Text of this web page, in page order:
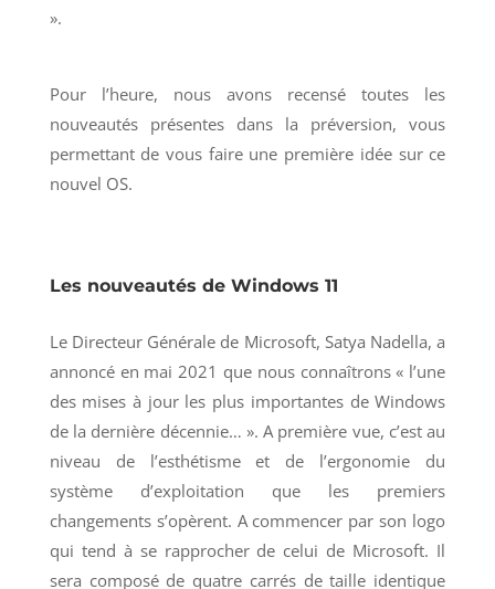
».
Pour l’heure, nous avons recensé toutes les
nouveautés présentes dans la préversion, vous
permettant de vous faire une première idée sur ce
nouvel OS.
Les nouveautés de Windows 11
Le Directeur Générale de Microsoft, Satya Nadella, a
annoncé en mai 2021 que nous connaîtrons « l’une
des mises à jour les plus importantes de Windows
de la dernière décennie… ». A première vue, c’est au
niveau de l’esthétisme et de l’ergonomie du
système d’exploitation que les premiers
changements s’opèrent. A commencer par son logo
qui tend à se rapprocher de celui de Microsoft. Il
sera composé de quatre carrés de taille identique